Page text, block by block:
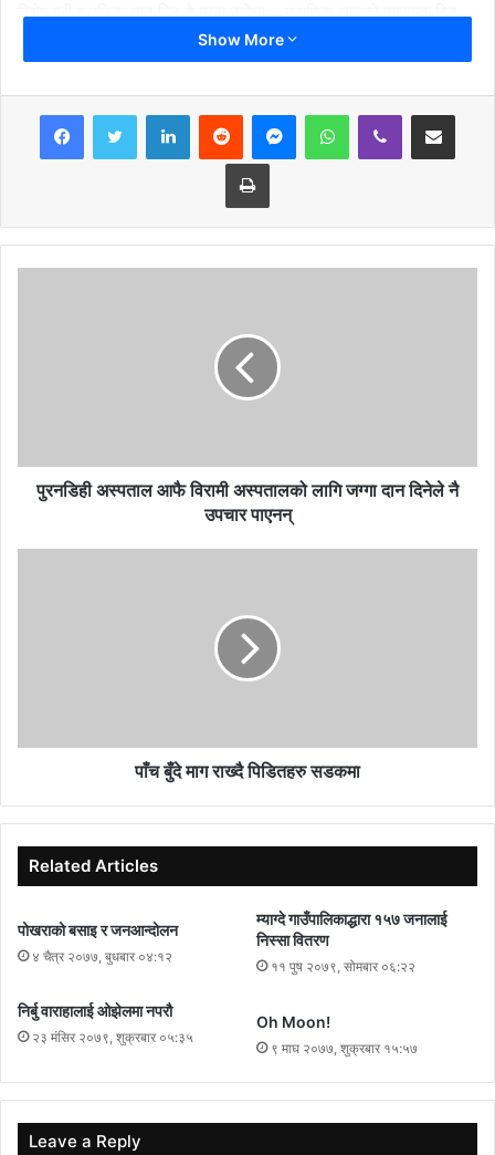
विशेष गरी ट्राफिक ज्ञान दिनु नै मूख्य उद्धेश्य । ट्राफिक ज्ञानको व्यापकता दिन
यस्ता सप्ताहले मद्धत पुग्दछ । ट्राफिक ज्ञान सप्ताहमा मात्रै हैन सधै दिनु पर्छ ।
ट्राफिक नियमलाई सबैले पालना गर्नुपर्दछ ।
Show More
Print
पुरनडिही अस्पताल आफै विरामी अस्पतालको लागि जग्गा दान दिनेले नै
उपचार पाएनन्
पाँच बुँदे माग राख्दै पिडितहरु सडकमा
Related Articles
पोखराको बसाइ र जनआन्दोलन
४ चैत्र २०७७, बुधबार ०४:१२
म्याग्दे गाउँपालिकाद्धारा १५७ जनालाई
निस्सा वितरण
११ पुष २०७९, सोमबार ०६:२२
निर्बु वाराहालाई ओझेलमा नपरौ
२३ मंसिर २०७९, शुक्रबार ०५:३५
Oh Moon!
९ माघ २०७७, शुक्रबार १५:५७
Leave a Reply